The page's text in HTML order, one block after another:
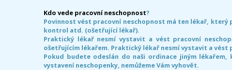
Kdo vede pracovní neschopnost?
Povinnost vést pracovní neschopnost má ten lékař,
kontrol atd. (ošetřující lékař).
Praktický lékař nesmí vystavit a vést pracovní
ošetřujícím lékařem. Praktický lékař nesmí vystavit a
Pokud budete odeslán do naši ordinace jiným
vystavení neschopenky, nemůžeme Vám vyhovět.